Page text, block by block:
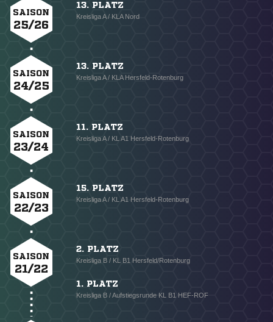
SAISON
25/26
13. PLATZ
Kreisliga A / KLA Nord
SAISON
24/25
13. PLATZ
Kreisliga A / KLA Hersfeld-Rotenburg
SAISON
23/24
11. PLATZ
Kreisliga A / KL A1 Hersfeld-Rotenburg
SAISON
22/23
15. PLATZ
Kreisliga A / KL A1 Hersfeld-Rotenburg
SAISON
21/22
2. PLATZ
Kreisliga B / KL B1 Hersfeld/Rotenburg
1. PLATZ
Kreisliga B / Aufstiegsrunde KL B1 HEF-ROF